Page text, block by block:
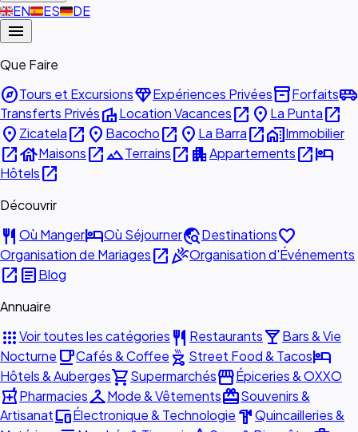
🇬🇧EN🇪🇸ES🇩🇪DE
menu
Que Faire
exploreTours et ExcursionsdiamondExpériences Privéesinventory_2Forfaitsairport_shuttle
Transferts PrivésvillaLocation Vacancesopen_in_new place La Puntaopen_in_new
place Zicatelaopen_in_new place Bacochoopen_in_new place La Barraopen_in_newhome_workImmobilier
open_in_newhouseMaisonsopen_in_newlandscapeTerrainsopen_in_new apartmentAppartementsopen_in_newhotel
Hôtelsopen_in_new
Découvrir
restaurant Où MangerhotelOù Séjournertravel_exploreDestinationsfavorite
Organisation de Mariagesopen_in_newcelebrationOrganisation d'Événements
open_in_new articleBlog
Annuaire
appsVoir toutes les catégories restaurant Restaurantslocal_barBars & Vie
Nocturne local_cafeCafés & Coffee outdoor_grill Street Food & Tacoshotel
Hôtels & Aubergesshopping_cartSupermarchésstorefrontÉpiceries & OXXO
local_pharmacyPharmaciescheckroomMode & VêtementsredeemSouvenirs &
ArtisanatdevicesÉlectronique & Technologie hardwareQuincailleries &